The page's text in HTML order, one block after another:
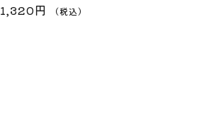
1,320円 （税込）